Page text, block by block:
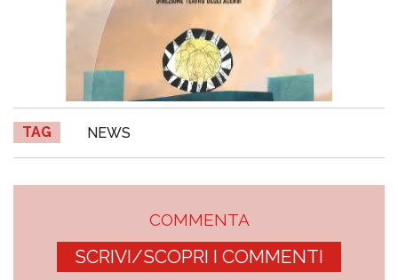
TAG NEWS
COMMENTA
SCRIVI/SCOPRI I COMMENTI